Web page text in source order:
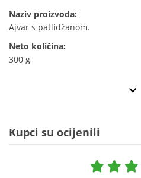
Naziv proizvoda:
Ajvar s patlidžanom.
Neto količina:
300 g
Kupci su ocijenili